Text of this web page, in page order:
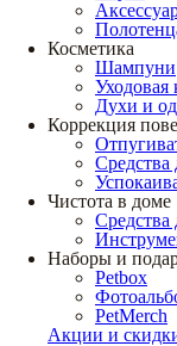
Косметика
Шампуни
Уходовая
Духи и
Коррекция
Средства
Чистота в доме
Средства
Наборы и
Petbox
PetMerch
Акции и